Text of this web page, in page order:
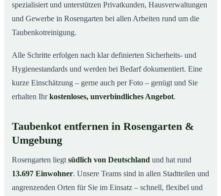
spezialisiert und unterstützen Privatkunden, Hausverwaltungen
und Gewerbe in Rosengarten bei allen Arbeiten rund um die
Taubenkotreinigung.
Alle Schritte erfolgen nach klar definierten Sicherheits- und
Hygienestandards und werden bei Bedarf dokumentiert. Eine
kurze Einschätzung – gerne auch per Foto – genügt und Sie
erhalten Ihrkostenloses, unverbindliches Angebot.
Taubenkot entfernen in Rosengarten &
Umgebung
Rosengarten liegt südlich von Deutschland und hat rund
13.697 Einwohner. Unsere Teams sind in allen Stadtteilen und
angrenzenden Orten für Sie im Einsatz – schnell, flexibel und